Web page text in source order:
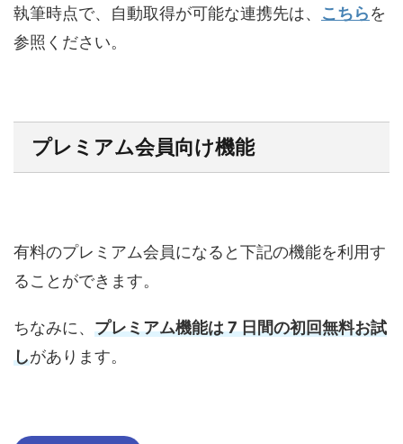
執筆時点で、自動取得が可能な連携先は、 こちらを
参照ください。
プレミアム会員向け機能
有料のプレミアム会員になると下記の機能を利用す
ることができます。
ちなみに、 プレミアム機能は 7 日間の初回無料お試
しがあります。